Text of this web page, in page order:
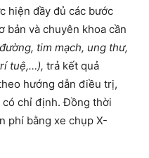
hiện đầy đủ các bước
bản và chuyên khoa cần
tim mạch, ung thư,
tuệ,…), trả kết quả
hướng dẫn điều trị,
chỉ định. Đồng thời
phí bằng xe chụp X-